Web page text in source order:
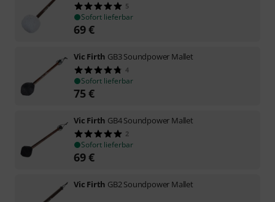
5
Sofort lieferbar
69€
Vic Firth GB3 Soundpower Mallet
4
Sofort lieferbar
75€
Vic Firth GB4 Soundpower Mallet
2
Sofort lieferbar
69€
Vic Firth GB2 Soundpower Mallet